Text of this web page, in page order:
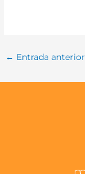
← Entrada anterior